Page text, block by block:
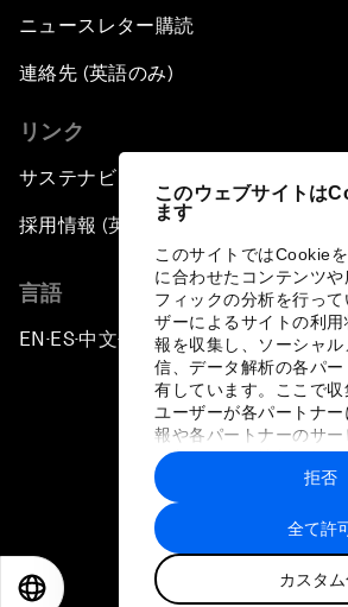
このウェブサイトは
ます
このサイトではCookie
に合わせたコンテンツ
フィックの分析を行っ
ザーによるサイトの利
報を収集し、ソーシャ
信、データ解析の各パ
有しています。ここで収
ユーザーが各パートナ
報や各パートナーのサ
に収集された情報と組
トナーによって使用され
す。
全て許
カスタ
拒否
ニュースレター購読
連絡先 (英語のみ)
リンク
サステナビリティへの取り組み
採用情報 (英語のみ)
言語
EN ▪ES▪中文▪ 日本語
プライバシーポリシーと
サイトマップ
©
世界経済フォ